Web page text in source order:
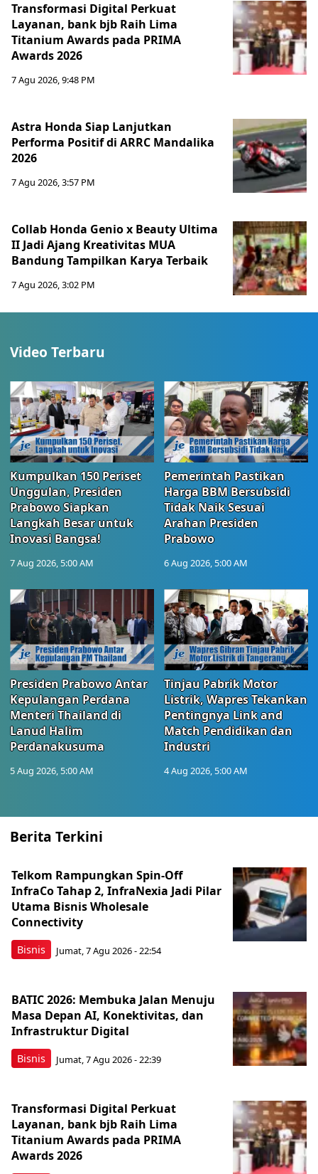
Transformasi Digital Perkuat
Layanan, bank bjb Raih Lima
Titanium Awards pada PRIMA
Awards 2026
7 Agu 2026, 9:48 PM
Astra Honda Siap Lanjutkan
Performa Positif di ARRC Mandalika
2026
7 Agu 2026, 3:57 PM
Collab Honda Genio x Beauty Ultima
II Jadi Ajang Kreativitas MUA
Bandung Tampilkan Karya Terbaik
7 Agu 2026, 3:02 PM
Video Terbaru
Kumpulkan 150 Periset
Unggulan, Presiden
Prabowo Siapkan
Langkah Besar untuk
Inovasi Bangsa!
7 Aug 2026, 5:00 AM
Pemerintah Pastikan
Harga BBM Bersubsidi
Tidak Naik Sesuai
Arahan Presiden
Prabowo
6 Aug 2026, 5:00 AM
Presiden Prabowo Antar
Kepulangan Perdana
Menteri Thailand di
Lanud Halim
Perdanakusuma
5 Aug 2026, 5:00 AM
Tinjau Pabrik Motor
Listrik, Wapres Tekankan
Pentingnya Link and
Match Pendidikan dan
Industri
4 Aug 2026, 5:00 AM
Berita Terkini
Bisnis
Telkom Rampungkan Spin-Off
InfraCo Tahap 2, InfraNexia Jadi Pilar
Utama Bisnis Wholesale
Connectivity
Jumat, 7 Agu 2026 - 22:54
Bisnis
BATIC 2026: Membuka Jalan Menuju
Masa Depan AI, Konektivitas, dan
Infrastruktur Digital
Jumat, 7 Agu 2026 - 22:39
Transformasi Digital Perkuat
Layanan, bank bjb Raih Lima
Titanium Awards pada PRIMA
Awards 2026